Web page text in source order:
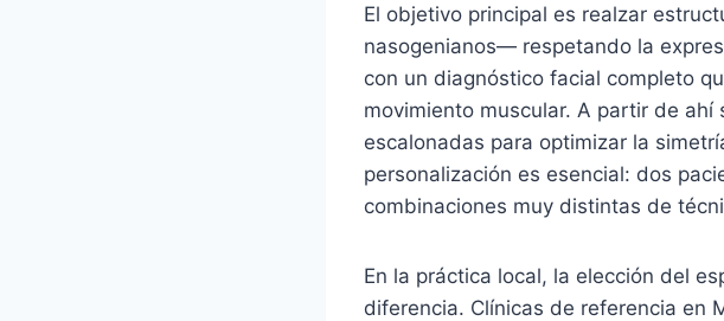
El objetivo principal es realzar
nasogenianos— respetando la
con un diagnóstico facial completo
movimiento muscular. A partir de
escalonadas para optimizar la
personalización es esencial: dos
combinaciones muy distintas de
En la práctica local, la elección del
diferencia. Clínicas de referencia en